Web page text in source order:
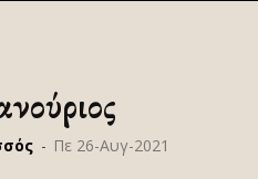
- Πε 26-Αυγ-2021